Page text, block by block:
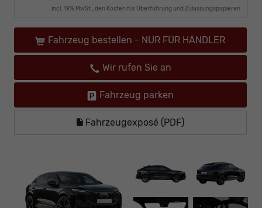
incl. 19% MwSt., den Kosten für Überführung und Zulassungspapieren
Fahrzeug bestellen - NUR FÜR HÄNDLER
Wir rufen Sie an
Fahrzeug parken
Fahrzeugexposé (PDF)